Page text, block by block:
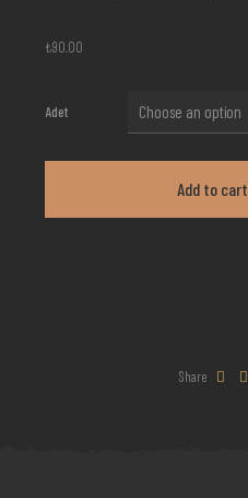
₺90.00
Adet
Add to cart
Share